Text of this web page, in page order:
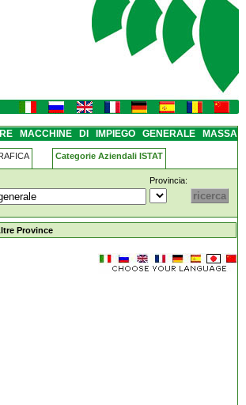
massa-lombarda
MACCHINE DI IMPIEGO GENERALE MASSA
Categorie Aziendali ISTAT
Provincia:
generale massa-lombarda
Province